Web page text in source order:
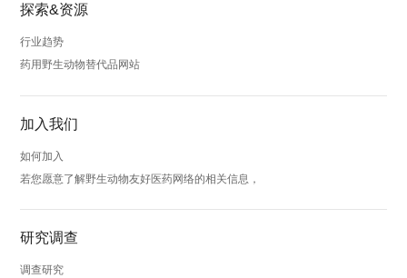
探索&资源
行业趋势
药用野生动物替代品网站
加入我们
如何加入
若您愿意了解野生动物友好医药网络的相关信息，
研究调查
调查研究